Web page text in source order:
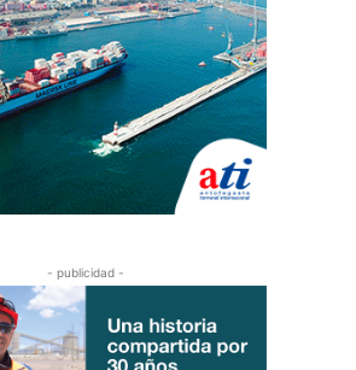
- publicidad -